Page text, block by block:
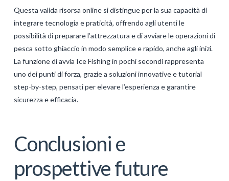
Questa valida risorsa online si distingue per la sua capacità di
integrare tecnologia e praticità, offrendo agli utenti le
possibilità di preparare l’attrezzatura e di avviare le operazioni di
pesca sotto ghiaccio in modo semplice e rapido, anche agli inizi.
La funzione di avvia Ice Fishing in pochi secondi rappresenta
uno dei punti di forza, grazie a soluzioni innovative e tutorial
step-by-step, pensati per elevare l’esperienza e garantire
sicurezza e efficacia.
Conclusioni e
prospettive future